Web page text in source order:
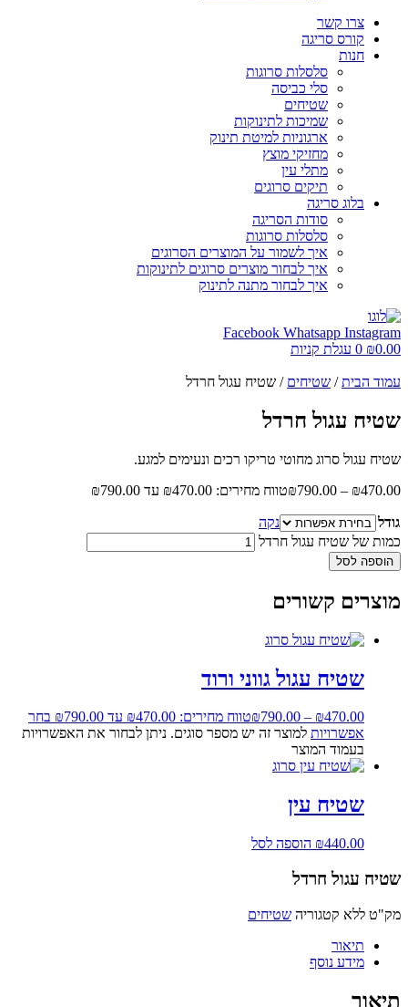
צרו קשר
קורס סריגה
חנות
סלסלות סרוגות
סלי כביסה
שטיחים
שמיכות לתינוקות
ארגוניות למיטת תינוק
מחזיקי מוצץ
מתלי עין
תיקים סרוגים
בלוג סריגה
סודות הסריגה
סלסלות סרוגות
איך לשמור על המוצרים הסרוגים
איך לבחור מוצרים סרוגים לתינוקות
איך לבחור מתנה לתינוק
Facebook Whatsapp Instagram
₪0.00
0 עגלת קניות
עמוד הבית/ שטיחים / שטיח עגול חרדל
שטיח עגול חרדל
שטיח עגול סרוג מחוטי טריקו רכים ונעימים למגע.
₪470.00
–
₪790.00 טווח מחירים: ⁦₪470.00⁩ עד ⁦₪790.00⁩
גודל
נקה
כמות של שטיח עגול חרדל
הוספה לסל
מוצרים קשורים
שטיח עגול גווני ורוד
₪470.00
–
₪790.00 טווח מחירים: ⁦₪470.00⁩ עד ⁦₪790.00⁩
בחר
אפשרויות למוצר זה יש מספר סוגים. ניתן לבחור את האפשרויות
בעמוד המוצר
שטיח עין
₪440.00 הוספה לסל
שטיח עגול חרדל
מק"ט ללא קטגוריה שטיחים
תיאור
מידע נוסף
תיאור